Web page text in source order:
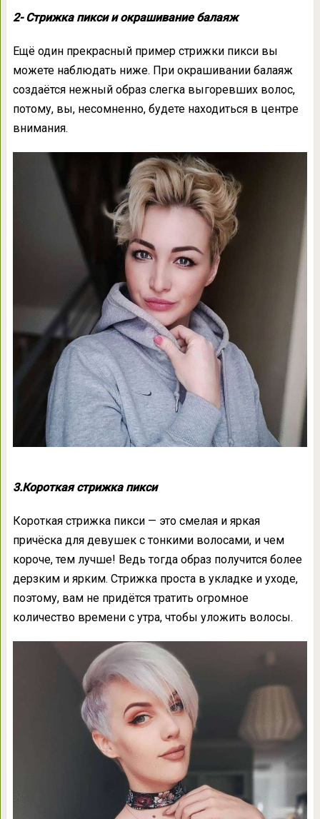
2- Стрижка пикси и окрашивание балаяж
Ещё один прекрасный пример стрижки пикси вы
можете наблюдать ниже. При окрашивании балаяж
создаётся нежный образ слегка выгоревших волос,
потому, вы, несомненно, будете находиться в центре
внимания.
3.Короткая стрижка пикси
Короткая стрижка пикси — это смелая и яркая
причёска для девушек с тонкими волосами, и чем
короче, тем лучше! Ведь тогда образ получится более
дерзким и ярким. Стрижка проста в укладке и уходе,
поэтому, вам не придётся тратить огромное
количество времени с утра, чтобы уложить волосы.